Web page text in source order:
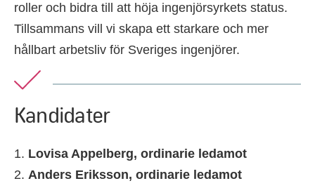
roller och bidra till att höja ingenjörsyrkets status.
Tillsammans vill vi skapa ett starkare och mer
hållbart arbetsliv för Sveriges ingenjörer.
Kandidater
Lovisa Appelberg, ordinarie ledamot
Anders Eriksson, ordinarie ledamot